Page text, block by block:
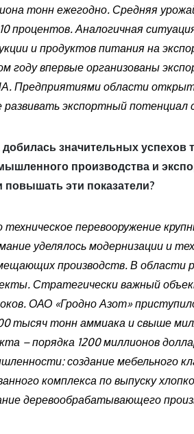
тонн ежегодно. Средняя
процентов. Аналогичная
и продуктов питания на
году впервые организованы
Предприятиями области
экспортный потенциал
значительных
производства и
эти показатели?
техническое перевооружение
уделялось модернизации и
производств. В области
Стратегически важный
ОАО «Гродно Азот»
тысяч тонн аммиака и свыше
– порядка 1200 миллионов
создание мебельного
комплекса по выпуску
деревообрабатывающего